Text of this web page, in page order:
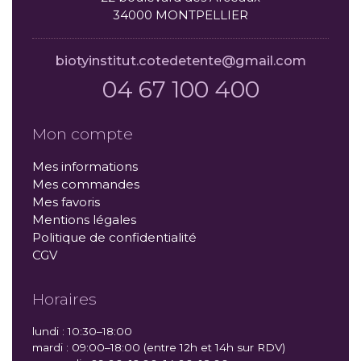
34000 MONTPELLIER
biotyinstitut.cotedetente@gmail.com
04 67 100 400
Mon compte
Mes informations
Mes commandes
Mes favoris
Mentions légales
Politique de confidentialité
CGV
Horaires
lundi : 10:30–18:00
mardi : 09:00–18:00 (entre 12h et 14h sur RDV)